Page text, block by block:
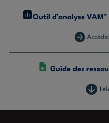
Outil d’analyse
Guide des